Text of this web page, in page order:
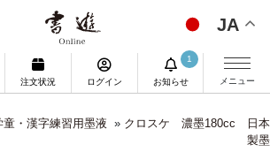
JA
注文状況 ログイン お知らせ
1
メニュー
童・漢字練習用墨液 » クロスケ 濃墨180cc 日本
製墨